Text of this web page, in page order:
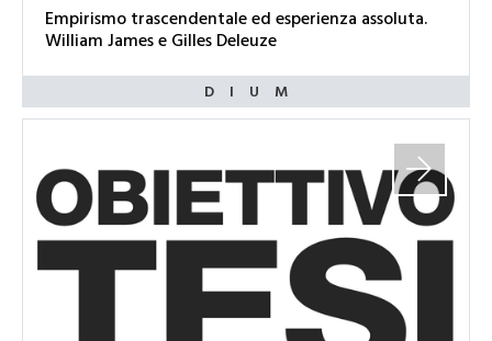
Empirismo trascendentale ed esperienza assoluta.
William James e Gilles Deleuze